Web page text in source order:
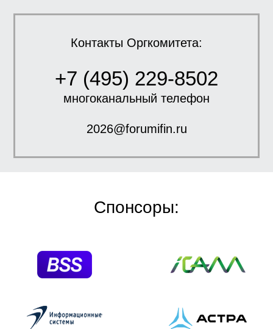
Контакты Оргкомитета:
+7 (495) 229-8502
многоканальный телефон
2026@forumifin.ru
Спонсоры: